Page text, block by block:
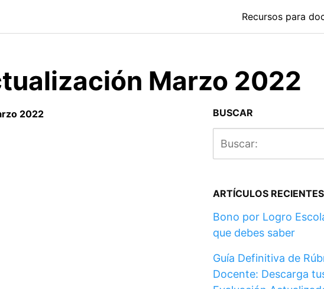
Recursos para
Marzo 2022
2022 BUSCAR
ARTÍCULOS RECIENTES
Bono por Logro
que debes saber
Guía Definitiva de
Docente: Descarga